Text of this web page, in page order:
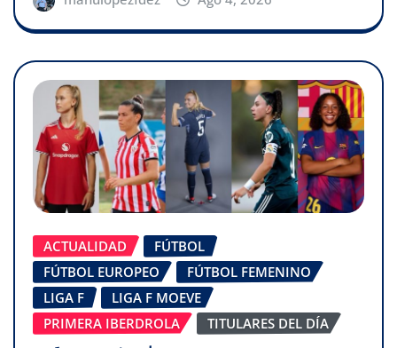
ACTUALIDAD
FÚTBOL
FÚTBOL EUROPEO
FÚTBOL FEMENINO
LIGA F
LIGA F MOEVE
PRIMERA IBERDROLA
TITULARES DEL DÍA